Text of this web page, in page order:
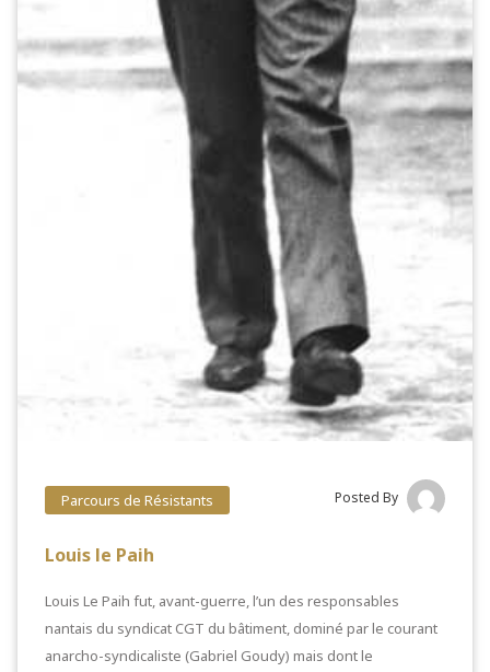
Parcours de Résistants Posted By
Louis le Paih
Louis Le Paih fut, avant-guerre, l’un des responsables
nantais du syndicat CGT du bâtiment, dominé par le courant
anarcho-syndicaliste (Gabriel Goudy) mais dont le